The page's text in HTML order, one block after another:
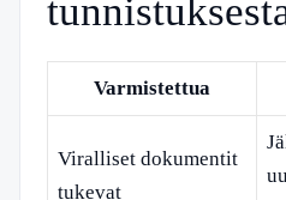
Varmistettua
Viralliset dokumentit
tukevat